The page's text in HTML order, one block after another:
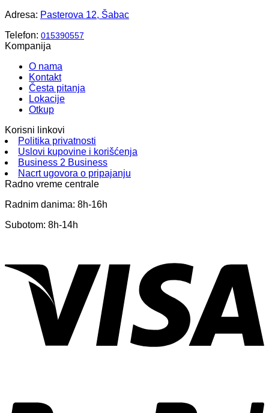
Adresa: Pasterova 12, Šabac
Telefon: 015390557
Kompanija
O nama
Kontakt
Česta pitanja
Lokacije
Otkup
Korisni linkovi
Politika privatnosti
Uslovi kupovine i korišćenja
Business 2 Business
Nacrt ugovora o pripajanju
Radno vreme centrale
Radnim danima: 8h-16h
Subotom: 8h-14h